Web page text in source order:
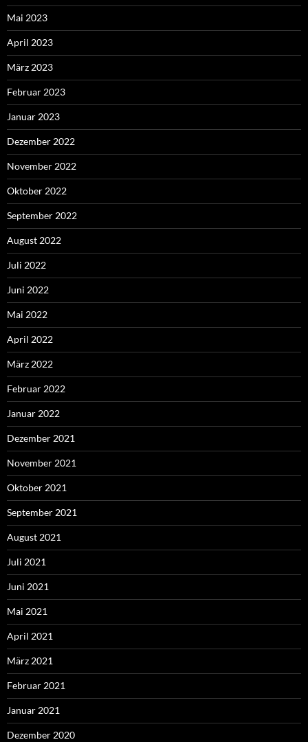
Mai 2023
April 2023
März 2023
Februar 2023
Januar 2023
Dezember 2022
November 2022
Oktober 2022
September 2022
August 2022
Juli 2022
Juni 2022
Mai 2022
April 2022
März 2022
Februar 2022
Januar 2022
Dezember 2021
November 2021
Oktober 2021
September 2021
August 2021
Juli 2021
Juni 2021
Mai 2021
April 2021
März 2021
Februar 2021
Januar 2021
Dezember 2020